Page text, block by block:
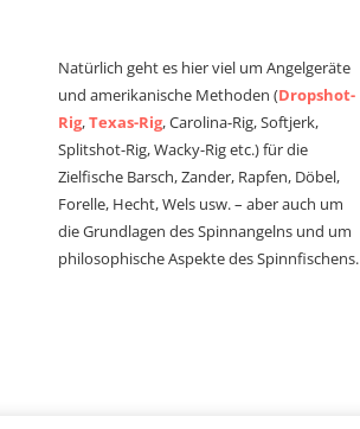
Natürlich geht es hier viel um Angelgeräte
und amerikanische Methoden (Dropshot-
Rig,Texas-Rig, Carolina-Rig, Softjerk,
Splitshot-Rig, Wacky-Rig etc.) für die
Zielfische Barsch, Zander, Rapfen, Döbel,
Forelle, Hecht, Wels usw. – aber auch um
die Grundlagen des Spinnangelns und um
philosophische Aspekte des Spinnfischens.